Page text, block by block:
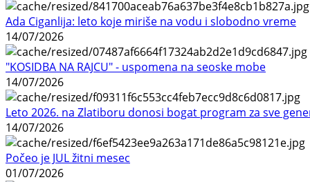
Ada Ciganlija: leto koje miriše na vodu i slobodno vreme
14/07/2026
"KOSIDBA NA RAJCU" - uspomena na seoske mobe
14/07/2026
Leto 2026. na Zlatiboru donosi bogat program za sve
14/07/2026
Počeo je JUL žitni mesec
01/07/2026